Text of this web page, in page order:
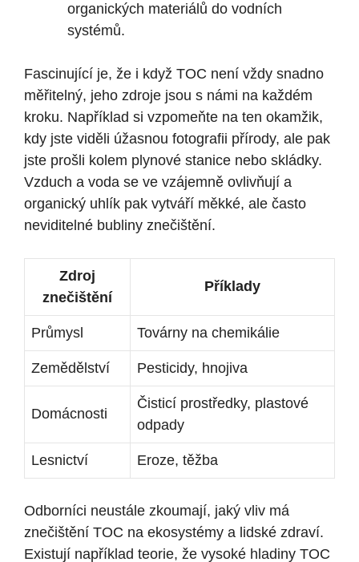
organických materiálů do ‌vodních
systémů.
Fascinující je, že i když TOC není ‍vždy snadno
měřitelný, jeho zdroje jsou s námi na​ každém
kroku. Například si ‌vzpomeňte na‌ ten okamžik,
kdy jste viděli úžasnou⁤ fotografii přírody, ale pak⁣
jste ⁣prošli kolem plynové stanice nebo skládky.
Vzduch a voda se ve vzájemně ovlivňují a
⁣organický uhlík pak⁤ vytváří měkké, ale často
neviditelné bubliny znečištění.
Zdroj‌
znečištění
Příklady
Průmysl Továrny na chemikálie
Zemědělství Pesticidy,‍ hnojiva
Domácnosti
Čisticí ‌prostředky, plastové
odpady
Lesnictví Eroze, těžba
Odborníci neustále zkoumají, jaký vliv má
znečištění TOC na ekosystémy a lidské zdraví.
⁣Existují například teorie, že vysoké hladiny TOC